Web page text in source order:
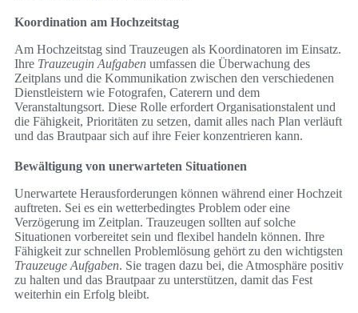
Koordination am Hochzeitstag
Am Hochzeitstag sind Trauzeugen als Koordinatoren im Einsatz.
Ihre Trauzeugin Aufgaben umfassen die Überwachung des
Zeitplans und die Kommunikation zwischen den verschiedenen
Dienstleistern wie Fotografen, Caterern und dem
Veranstaltungsort. Diese Rolle erfordert Organisationstalent und
die Fähigkeit, Prioritäten zu setzen, damit alles nach Plan verläuft
und das Brautpaar sich auf ihre Feier konzentrieren kann.
Bewältigung von unerwarteten Situationen
Unerwartete Herausforderungen können während einer Hochzeit
auftreten. Sei es ein wetterbedingtes Problem oder eine
Verzögerung im Zeitplan. Trauzeugen sollten auf solche
Situationen vorbereitet sein und flexibel handeln können. Ihre
Fähigkeit zur schnellen Problemlösung gehört zu den wichtigsten
Trauzeuge Aufgaben. Sie tragen dazu bei, die Atmosphäre positiv
zu halten und das Brautpaar zu unterstützen, damit das Fest
weiterhin ein Erfolg bleibt.